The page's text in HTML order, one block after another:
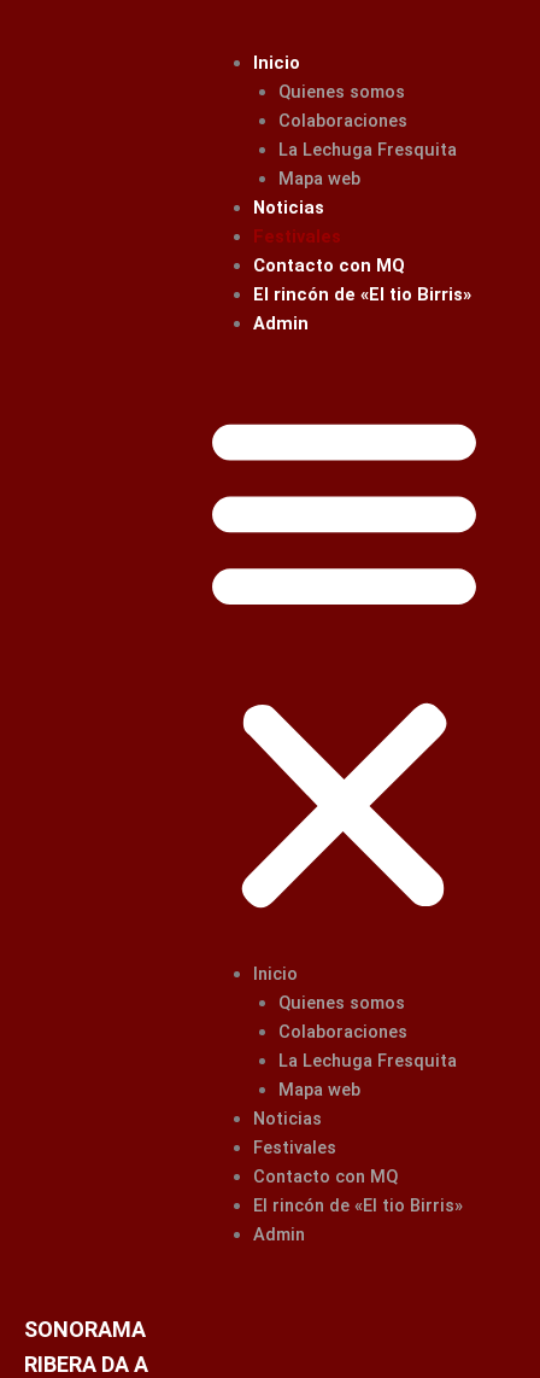
Inicio
Quienes somos
Colaboraciones
La Lechuga Fresquita
Mapa web
Noticias
Festivales
Contacto con MQ
El rincón de «El tio Birris»
Admin
Inicio
Quienes somos
Colaboraciones
La Lechuga Fresquita
Mapa web
Noticias
Festivales
Contacto con MQ
El rincón de «El tio Birris»
Admin
SONORAMA
RIBERA DA A